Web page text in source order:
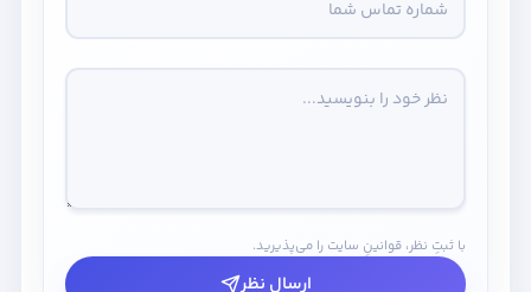
با ثبتِ نظر، قوانینِ سایت را می‌پذیرید.
ارسال نظر